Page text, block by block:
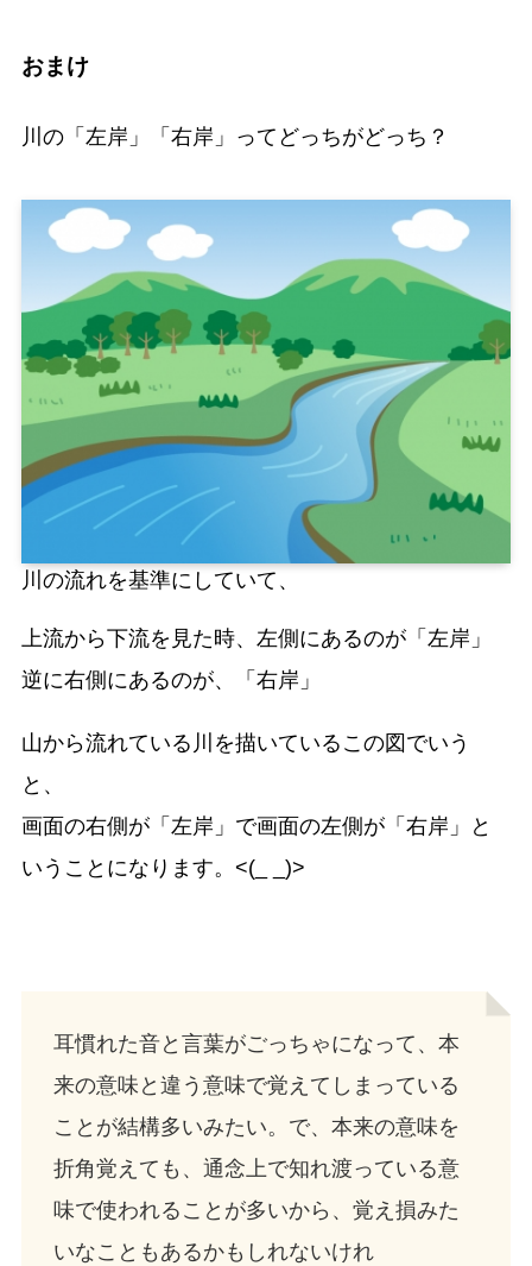
おまけ
川の「左岸」「右岸」ってどっちがどっち？
川の流れを基準にしていて、
上流から下流を見た時、左側にあるのが「左岸」
逆に右側にあるのが、「右岸」
山から流れている川を描いているこの図でいう
と、
画面の右側が「左岸」で画面の左側が「右岸」と
いうことになります。<(_ _)>
耳慣れた音と言葉がごっちゃになって、本
来の意味と違う意味で覚えてしまっている
ことが結構多いみたい。で、本来の意味を
折角覚えても、通念上で知れ渡っている意
味で使われることが多いから、覚え損みた
いなこともあるかもしれないけれ